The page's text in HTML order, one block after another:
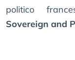
politico
Sovereign and